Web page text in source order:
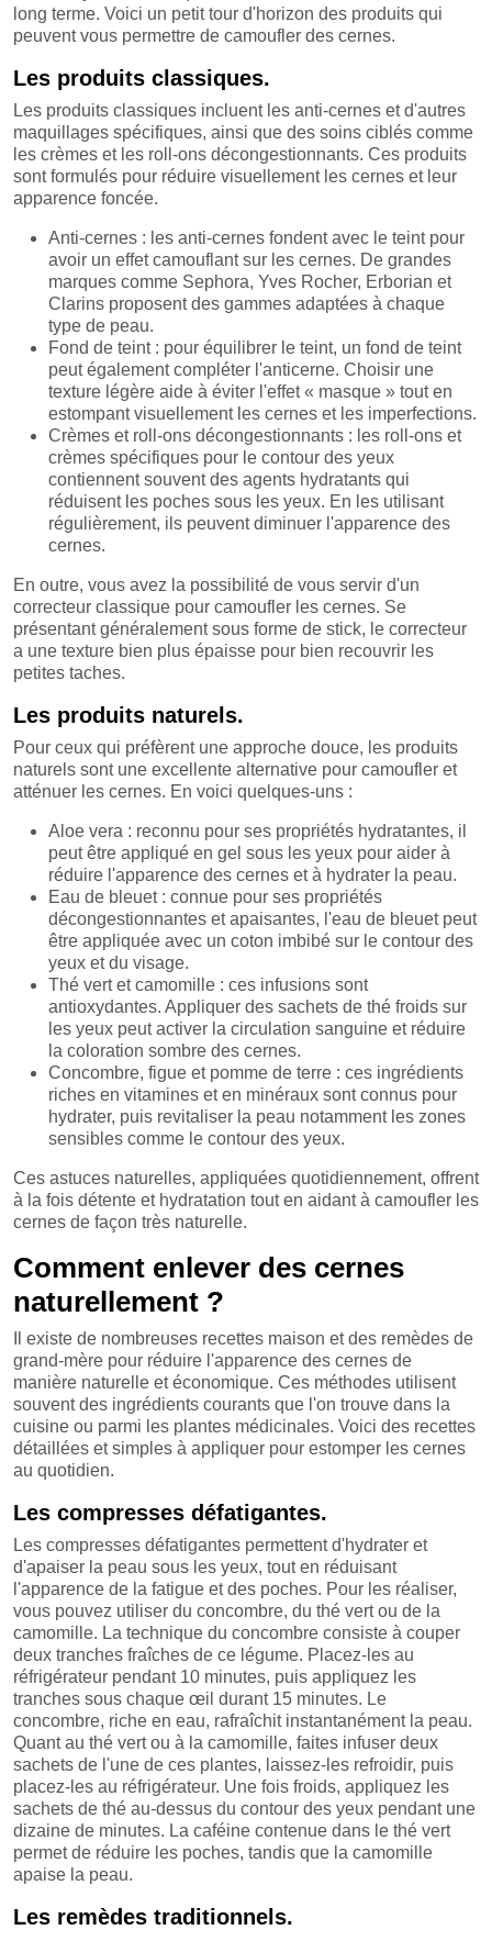
long terme. Voici un petit tour d'horizon des produits qui
peuvent vous permettre de camoufler des cernes.
Les produits classiques.
Les produits classiques incluent les anti-cernes et d'autres
maquillages spécifiques, ainsi que des soins ciblés comme
les crèmes et les roll-ons décongestionnants. Ces produits
sont formulés pour réduire visuellement les cernes et leur
apparence foncée.
Anti-cernes : les anti-cernes fondent avec le teint pour
avoir un effet camouflant sur les cernes. De grandes
marques comme Sephora, Yves Rocher, Erborian et
Clarins proposent des gammes adaptées à chaque
type de peau.
Fond de teint : pour équilibrer le teint, un fond de teint
peut également compléter l'anticerne. Choisir une
texture légère aide à éviter l'effet « masque » tout en
estompant visuellement les cernes et les imperfections.
Crèmes et roll-ons décongestionnants : les roll-ons et
crèmes spécifiques pour le contour des yeux
contiennent souvent des agents hydratants qui
réduisent les poches sous les yeux. En les utilisant
régulièrement, ils peuvent diminuer l'apparence des
cernes.
En outre, vous avez la possibilité de vous servir d'un
correcteur classique pour camoufler les cernes. Se
présentant généralement sous forme de stick, le correcteur
a une texture bien plus épaisse pour bien recouvrir les
petites taches.
Les produits naturels.
Pour ceux qui préfèrent une approche douce, les produits
naturels sont une excellente alternative pour camoufler et
atténuer les cernes. En voici quelques-uns :
Aloe vera : reconnu pour ses propriétés hydratantes, il
peut être appliqué en gel sous les yeux pour aider à
réduire l'apparence des cernes et à hydrater la peau.
Eau de bleuet : connue pour ses propriétés
décongestionnantes et apaisantes, l'eau de bleuet peut
être appliquée avec un coton imbibé sur le contour des
yeux et du visage.
Thé vert et camomille : ces infusions sont
antioxydantes. Appliquer des sachets de thé froids sur
les yeux peut activer la circulation sanguine et réduire
la coloration sombre des cernes.
Concombre, figue et pomme de terre : ces ingrédients
riches en vitamines et en minéraux sont connus pour
hydrater, puis revitaliser la peau notamment les zones
sensibles comme le contour des yeux.
Ces astuces naturelles, appliquées quotidiennement, offrent
à la fois détente et hydratation tout en aidant à camoufler les
cernes de façon très naturelle.
Comment enlever des cernes
naturellement ?
Il existe de nombreuses recettes maison et des remèdes de
grand-mère pour réduire l'apparence des cernes de
manière naturelle et économique. Ces méthodes utilisent
souvent des ingrédients courants que l'on trouve dans la
cuisine ou parmi les plantes médicinales. Voici des recettes
détaillées et simples à appliquer pour estomper les cernes
au quotidien.
Les compresses défatigantes.
Les compresses défatigantes permettent d'hydrater et
d'apaiser la peau sous les yeux, tout en réduisant
l'apparence de la fatigue et des poches. Pour les réaliser,
vous pouvez utiliser du concombre, du thé vert ou de la
camomille. La technique du concombre consiste à couper
deux tranches fraîches de ce légume. Placez-les au
réfrigérateur pendant 10 minutes, puis appliquez les
tranches sous chaque œil durant 15 minutes. Le
concombre, riche en eau, rafraîchit instantanément la peau.
Quant au thé vert ou à la camomille, faites infuser deux
sachets de l'une de ces plantes, laissez-les refroidir, puis
placez-les au réfrigérateur. Une fois froids, appliquez les
sachets de thé au-dessus du contour des yeux pendant une
dizaine de minutes. La caféine contenue dans le thé vert
permet de réduire les poches, tandis que la camomille
apaise la peau.
Les remèdes traditionnels.